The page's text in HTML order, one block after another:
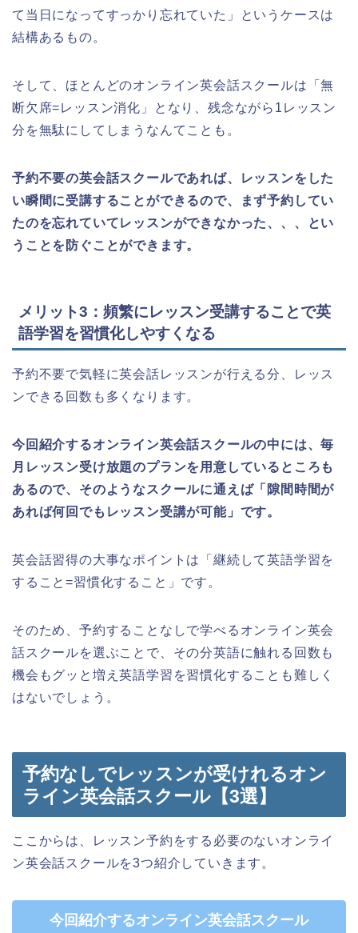
て当日になってすっかり忘れていた」というケースは
結構あるもの。
そして、ほとんどのオンライン英会話スクールは「無
断欠席=レッスン消化」となり、残念ながら1レッスン
分を無駄にしてしまうなんてことも。
予約不要の英会話スクールであれば、レッスンをした
い瞬間に受講することができるので、まず予約してい
たのを忘れていてレッスンができなかった、、、とい
うことを防ぐことができます。
メリット3：頻繁にレッスン受講することで英
語学習を習慣化しやすくなる
予約不要で気軽に英会話レッスンが行える分、レッス
ンできる回数も多くなります。
今回紹介するオンライン英会話スクールの中には、毎
月レッスン受け放題のプランを用意しているところも
あるので、そのようなスクールに通えば「隙間時間が
あれば何回でもレッスン受講が可能」です。
英会話習得の大事なポイントは「継続して英語学習を
すること=習慣化すること」です。
そのため、予約することなしで学べるオンライン英会
話スクールを選ぶことで、その分英語に触れる回数も
機会もグッと増え英語学習を習慣化することも難しく
はないでしょう。
予約なしでレッスンが受けれるオン
ライン英会話スクール【3選】
ここからは、レッスン予約をする必要のないオンライ
ン英会話スクールを3つ紹介していきます。
今回紹介するオンライン英会話スクール